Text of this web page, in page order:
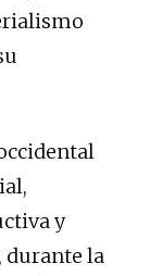
y
durante la